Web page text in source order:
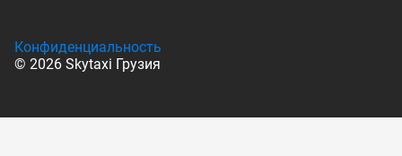
© 2026 Skytaxi Грузия
Конфиденциальность